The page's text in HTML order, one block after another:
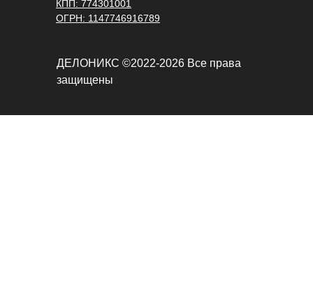
ДЕЛОНИКС ©2022-2026 Все права
защищены
КПП: 774301001
ОГРН: 1147746916789